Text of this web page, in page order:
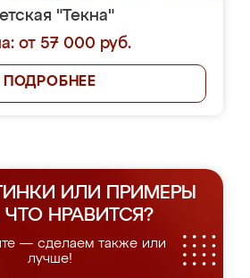
"Текна"
от 57 000 руб.
ПОДРОБНЕЕ
ИЛИ ПРИМЕРЫ
ЧТО НРАВИТСЯ?
— сделаем также или
лучше!